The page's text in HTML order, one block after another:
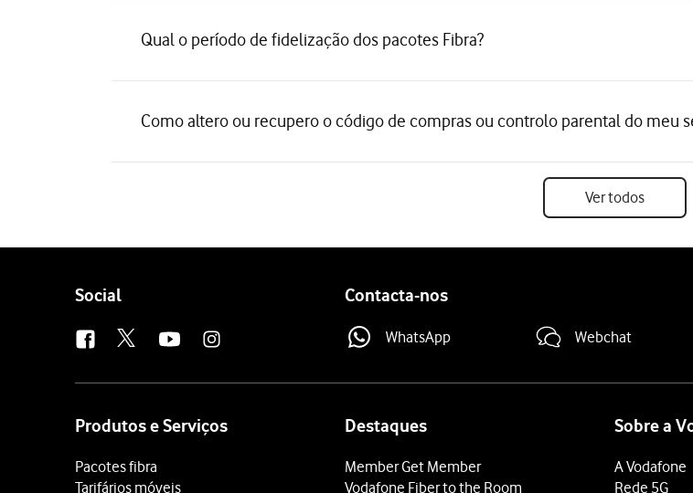
Qual o período de fidelização dos pacotes Fibra?
Como altero ou recupero o código de compras ou controlo parental do meu
Ver todos
Follow
Social Contacta-nos
WhatsApp Webchat
Produtos e Serviços
Pacotes fibra
Tarifários móveis
Destaques
Member Get Member
Vodafone Fiber to the Room
Sobre a
A Vodafone
Rede 5G